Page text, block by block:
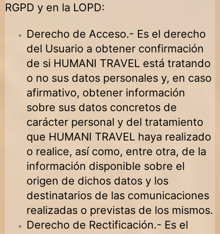
RGPD y en la LOPD:
Derecho de Acceso.- Es el derecho
del Usuario a obtener confirmación
de si HUMANI TRAVELestá tratando
o no sus datos personales y, en caso
afirmativo, obtener información
sobre sus datos concretos de
carácter personal y del tratamiento
que HUMANI TRAVELhaya realizado
o realice, así como, entre otra, de la
información disponible sobre el
origen de dichos datos y los
destinatarios de las comunicaciones
realizadas o previstas de los mismos.
Derecho de Rectificación.- Es el